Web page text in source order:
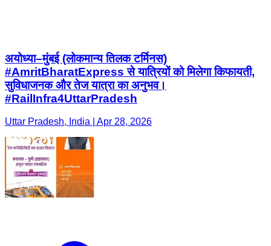
अयोध्या–मुंबई (लोकमान्य तिलक टर्मिनस)
#AmritBharatExpress से यात्रियों को मिलेगा किफायती,
सुविधाजनक और तेज यात्रा का अनुभव।
#RailInfra4UttarPradesh
Uttar Pradesh, India | Apr 28, 2026